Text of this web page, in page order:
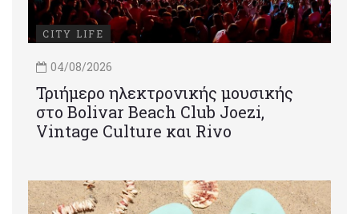
CITY LIFE
04/08/2026
Τριήμερο ηλεκτρονικής μουσικής
στο Bolivar Beach Club Joezi,
Vintage Culture και Rivo